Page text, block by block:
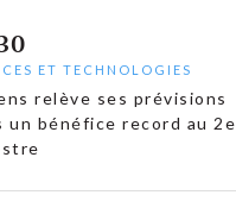
ET TECHNOLOGIES
relève ses prévisions
un bénéfice record au 2e